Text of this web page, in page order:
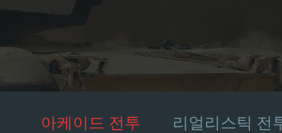
아케이드 전투 리얼리스틱 전